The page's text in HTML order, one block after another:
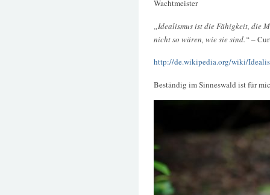
Wachtmeister
„Idealismus ist die Fähigkeit, die
nicht so wären, wie sie sind.“–
http://de.wikipedia.org/wiki/
Beständig im Sinneswald ist für